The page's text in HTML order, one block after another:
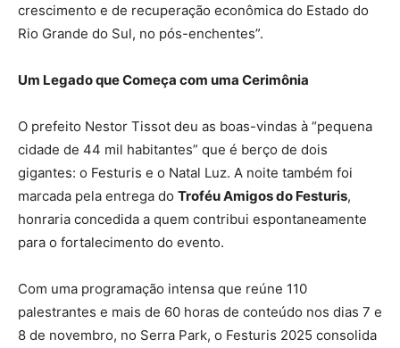
crescimento e de recuperação econômica do Estado do
Rio Grande do Sul, no pós-enchentes”.
Um Legado que Começa com uma Cerimônia
O prefeito Nestor Tissot deu as boas-vindas à “pequena
cidade de 44 mil habitantes” que é berço de dois
gigantes: o Festuris e o Natal Luz. A noite também foi
marcada pela entrega do Troféu Amigos do Festuris,
honraria concedida a quem contribui espontaneamente
para o fortalecimento do evento.
Com uma programação intensa que reúne 110
palestrantes e mais de 60 horas de conteúdo nos dias 7 e
8 de novembro, no Serra Park, o Festuris 2025 consolida